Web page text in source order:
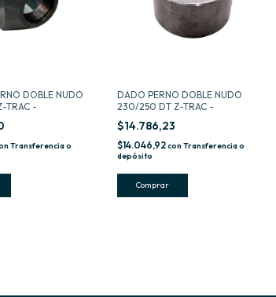
DOBLE NUDO
TRAC -
Transferencia o
DADO PERNO DOBLE NUDO
230/250 DT Z-TRAC -
$14.786,23
$14.046,92con Transferencia o
depósito